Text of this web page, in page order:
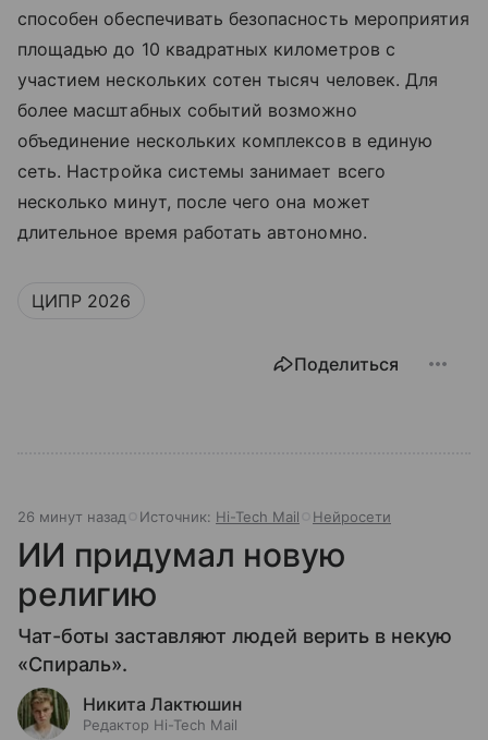
способен обеспечивать безопасность мероприятия
площадью до 10 квадратных километров с
участием нескольких сотен тысяч человек. Для
более масштабных событий возможно
объединение нескольких комплексов в единую
сеть. Настройка системы занимает всего
несколько минут, после чего она может
длительное время работать автономно.
ЦИПР 2026
Поделиться
26 минут назад Источник: Hi-Tech Mail Нейросети
ИИ придумал новую
религию
Чат-боты заставляют людей верить в некую
«Спираль».
Никита Лактюшин
Редактор Hi-Tech Mail